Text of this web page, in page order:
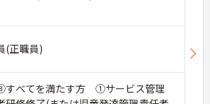
歳までという業界屈指の制度
を築いていただけます。
ー設計かつ最新設備を備えて
れた美しい環境です。ハード面
「献立の事前決定・レシピ完
担が大幅に軽減されています。
(正職員)
べてを満たす方 ①サービス管理